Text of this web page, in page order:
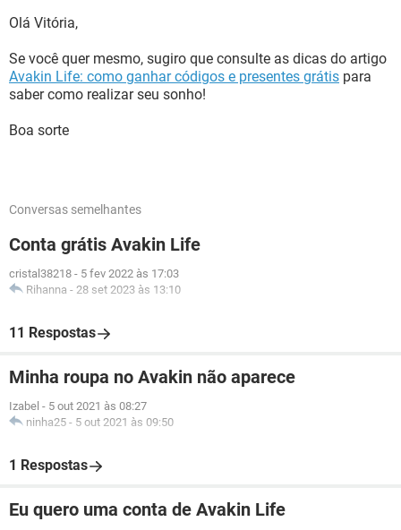
Olá Vitória,
Se você quer mesmo, sugiro que consulte as dicas do artigo
Avakin Life: como ganhar códigos e presentes grátis para
saber como realizar seu sonho!
Boa sorte
Conversas semelhantes
Conta grátis Avakin Life
cristal38218 - 5 fev 2022 às 17:03
Rihanna - 28 set 2023 às 13:10
11 Respostas
Minha roupa no Avakin não aparece
Izabel - 5 out 2021 às 08:27
ninha25 - 5 out 2021 às 09:50
1 Respostas
Eu quero uma conta de Avakin Life